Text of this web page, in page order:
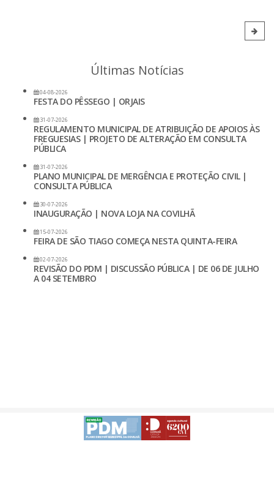
Últimas Notícias
04-08-2026
FESTA DO PÊSSEGO | ORJAIS
31-07-2026
REGULAMENTO MUNICIPAL DE ATRIBUIÇÃO DE APOIOS ÀS
FREGUESIAS | PROJETO DE ALTERAÇÃO EM CONSULTA
PÚBLICA
31-07-2026
PLANO MUNICIPAL DE MERGÊNCIA E PROTEÇÃO CIVIL |
CONSULTA PÚBLICA
30-07-2026
INAUGURAÇÃO | NOVA LOJA NA COVILHÃ
15-07-2026
FEIRA DE SÃO TIAGO COMEÇA NESTA QUINTA-FEIRA
02-07-2026
REVISÃO DO PDM | DISCUSSÃO PÚBLICA | DE 06 DE JULHO
A 04 SETEMBRO